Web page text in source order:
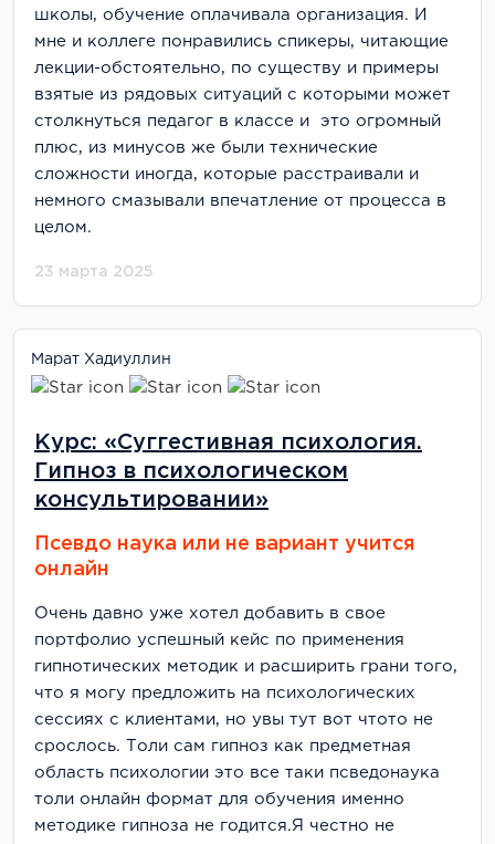
школы, обучение оплачивала организация. И
мне и коллеге понравились спикеры, читающие
лекции-обстоятельно, по существу и примеры
взятые из рядовых ситуаций с которыми может
столкнуться педагог в классе и это огромный
плюс, из минусов же были технические
сложности иногда, которые расстраивали и
немного смазывали впечатление от процесса в
целом.
23 марта 2025
Марат Хадиуллин
Курс: «Суггестивная психология.
Гипноз в психологическом
консультировании»
Псевдо наука или не вариант учится
онлайн
Очень давно уже хотел добавить в свое
портфолио успешный кейс по применения
гипнотических методик и расширить грани того,
что я могу предложить на психологических
сессиях с клиентами, но увы тут вот чтото не
срослось. Толи сам гипноз как предметная
область психологии это все таки псведонаука
толи онлайн формат для обучения именно
методике гипноза не годится.Я честно не